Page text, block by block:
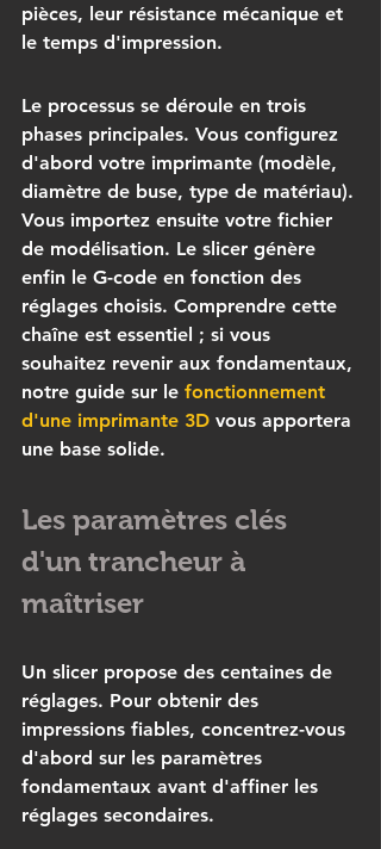
pièces, leur résistance mécanique et
le temps d'impression.
Le processus se déroule en trois
phases principales. Vous configurez
d'abord votre imprimante (modèle,
diamètre de buse, type de matériau).
Vous importez ensuite votre fichier
de modélisation. Le slicer génère
enfin le G-code en fonction des
réglages choisis. Comprendre cette
chaîne est essentiel ; si vous
souhaitez revenir aux fondamentaux,
notre guide sur le fonctionnement
d'une imprimante 3D vous apportera
une base solide.
Les paramètres clés
d'un trancheur à
maîtriser
Un slicer propose des centaines de
réglages. Pour obtenir des
impressions fiables, concentrez-vous
d'abord sur les paramètres
fondamentaux avant d'affiner les
réglages secondaires.